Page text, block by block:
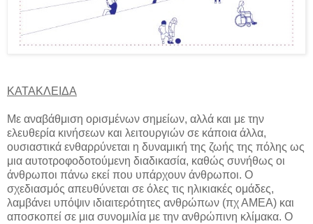
ΚΑΤΑΚΛΕΙΔΑ
Με αναβάθμιση ορισμένων σημείων, αλλά και με την
ελευθερία κινήσεων και λειτουργιών σε κάποια άλλα,
ουσιαστικά ενθαρρύνεται η δυναμική της ζωής της πόλης ως
μια αυτοτροφοδοτούμενη διαδικασία, καθώς συνήθως οι
άνθρωποι πάνω εκεί που υπάρχουν άνθρωποι. Ο
σχεδιασμός απευθύνεται σε όλες τις ηλικιακές ομάδες,
λαμβάνει υπόψιν ιδιαιτερότητες ανθρώπων (πχ ΑΜΕΑ) και
αποσκοπεί σε μια συνομιλία με την ανθρώπινη κλίμακα. Ο